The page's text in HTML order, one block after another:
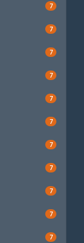
7
7
7
7
7
7
7
7
7
7
7